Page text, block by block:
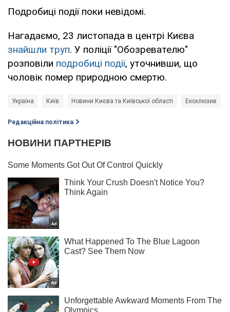
Подробиці події поки невідомі.
Нагадаємо, 23 листопада в центрі Києва
знайшли труп. У поліції "Обозревателю"
розповіли подробиці події, уточнивши, що
чоловік помер природною смертю.
Україна Київ Новини Києва та Київської області Ексклюзив
Редакційна політика